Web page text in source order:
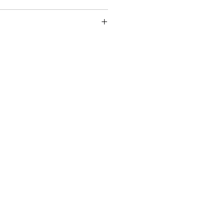
Retinilo): 1500 UI, Vitamina D3:
zinc 31 mg): 25 mg, Yodo (Yodato